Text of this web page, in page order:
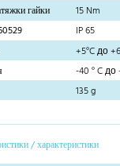
гайки
15 Nm
IP 65
+5°C до
-40 ° C до
135 g
/ характеристики